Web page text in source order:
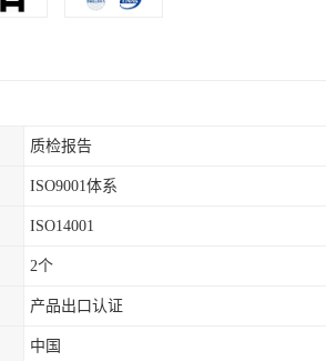
质检报告
ISO9001体系
ISO14001
2个
产品出口认证
中国